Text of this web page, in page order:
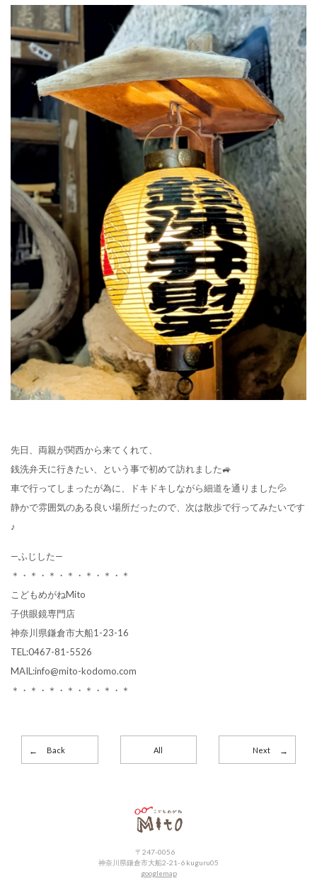
先日、両親が関西から来てくれて、
銭洗弁天に行きたい、という事で初めて訪れました🚙
車で行ってしまったが為に、ドキドキしながら細道を通りました💦
静かで雰囲気のある良い場所だったので、次は散歩で行ってみたいです
♪
—ふじした—
＊・＊・＊・＊・＊・＊・＊
こどもめがねMito
子供眼鏡専門店
神奈川県鎌倉市大船1-23-16
TEL:0467-81-5526
MAIL:info@mito-kodomo.com
＊・＊・＊・＊・＊・＊・＊
Back All Next
〒247-0056
神奈川県鎌倉市大船2-21-6 kuguru05
googlemap